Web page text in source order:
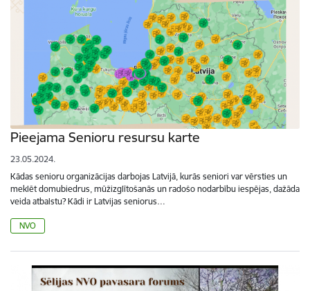
Pieejama Senioru resursu karte
23.05.2024.
Kādas senioru organizācijas darbojas Latvijā, kurās seniori var vērsties un
meklēt domubiedrus, mūžizglītošanās un radošo nodarbību iespējas, dažāda
veida atbalstu? Kādi ir Latvijas seniorus…
NVO